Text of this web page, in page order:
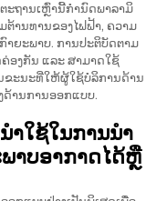
ະຖານເຫຼົ່ານີ້ກຳນົດພາລາມິ
ຕ້ານທານຂອງໄຟຟ້າ, ຄວາມ
າຍະພາບ. ການປະຕິບັດຕາມ
ອງກັນ ແລະ ສາມາດໃຊ້
ຂະນະທີ່ໃຫ້ຜູ້ໃຊ້ບໍລິການດ້ານ
ານການອອກແບບ.
ຳໃຊ້ໃນການນຳ
າບອາກາດໄດ້ຫຼື